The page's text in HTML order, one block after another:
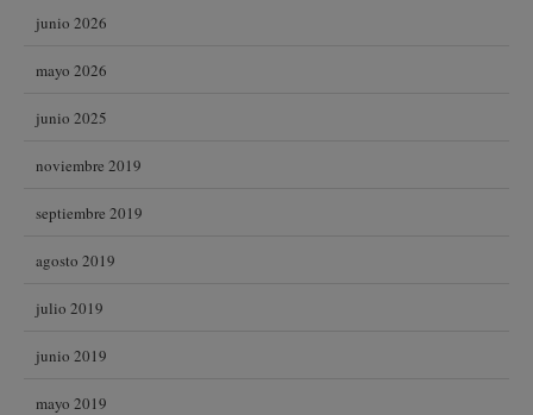
junio 2026
mayo 2026
junio 2025
noviembre 2019
septiembre 2019
agosto 2019
julio 2019
junio 2019
mayo 2019